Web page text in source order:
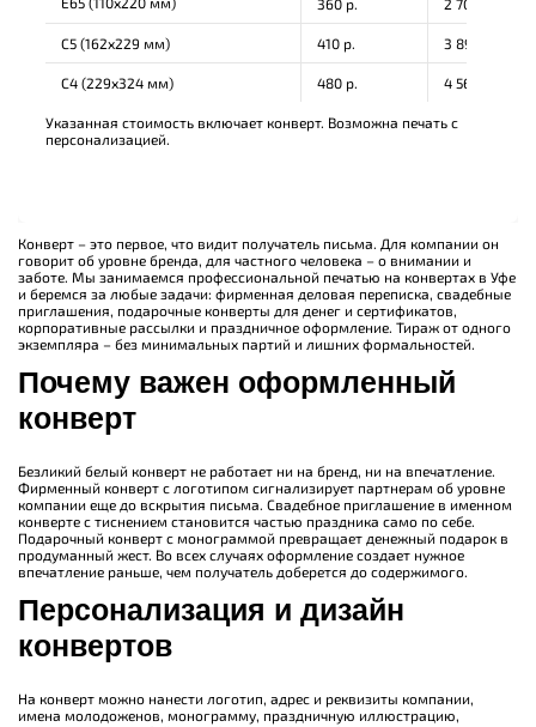
360 р. 2 700 р.
С5 (162х229 мм) 410 р. 3 895 р.
С4 (229х324 мм) 480 р. 4 560 р.
Указанная стоимость включает конверт. Возможна печать с
персонализацией.
Конверт – это первое, что видит получатель письма. Для компании он
говорит об уровне бренда, для частного человека – о внимании и
заботе. Мы занимаемся профессиональной печатью на конвертах в Уфе
и беремся за любые задачи: фирменная деловая переписка, свадебные
приглашения, подарочные конверты для денег и сертификатов,
корпоративные рассылки и праздничное оформление. Тираж от одного
экземпляра – без минимальных партий и лишних формальностей.
Почему важен оформленный
конверт
Безликий белый конверт не работает ни на бренд, ни на впечатление.
Фирменный конверт с логотипом сигнализирует партнерам об уровне
компании еще до вскрытия письма. Свадебное приглашение в именном
конверте с тиснением становится частью праздника само по себе.
Подарочный конверт с монограммой превращает денежный подарок в
продуманный жест. Во всех случаях оформление создает нужное
впечатление раньше, чем получатель доберется до содержимого.
Персонализация и дизайн
конвертов
На конверт можно нанести логотип, адрес и реквизиты компании,
имена молодоженов, монограмму, праздничную иллюстрацию,